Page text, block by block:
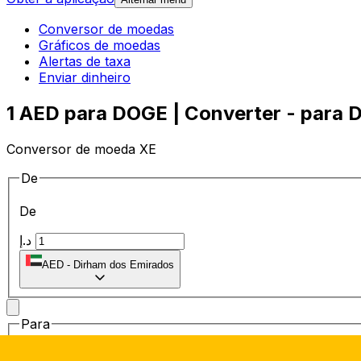
Conversor de moedas
Gráficos de moedas
Alertas de taxa
Enviar dinheiro
1 AED para DOGE | Converter - para
Conversor de moeda XE
De
De
AED - Dirham dos Emirados
Para